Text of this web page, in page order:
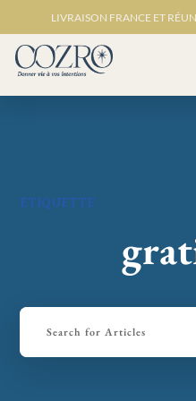
LIVRAISON FRANCE ET
ETIQUETTE